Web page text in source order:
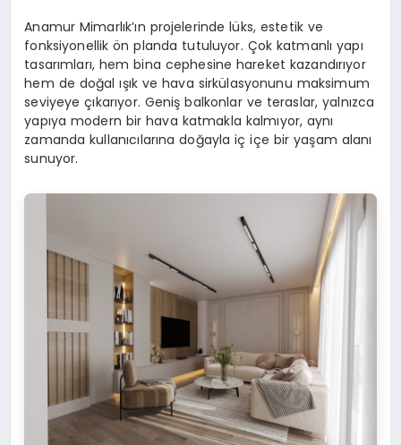
Anamur Mimarlık’ın projelerinde lüks, estetik ve
fonksiyonellik ön planda tutuluyor. Çok katmanlı yapı
tasarımları, hem bina cephesine hareket kazandırıyor
hem de doğal ışık ve hava sirkülasyonunu maksimum
seviyeye çıkarıyor. Geniş balkonlar ve teraslar, yalnızca
yapıya modern bir hava katmakla kalmıyor, aynı
zamanda kullanıcılarına doğayla iç içe bir yaşam alanı
sunuyor.